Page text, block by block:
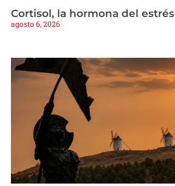
Cortisol, la hormona del estrés
agosto 6, 2026